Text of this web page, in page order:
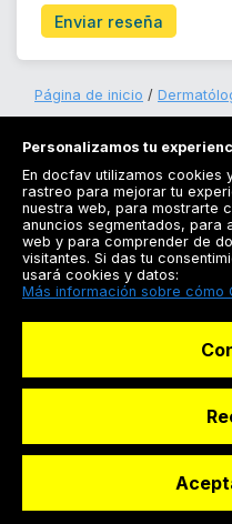
Enviar reseña
Página de inicio
Docfav
©
Personalizamos tu
En docfav utilizamos cookies
rastreo para mejorar tu
nuestra web, para mostrarte
anuncios segmentados, para
web y para comprender de
visitantes. Si das tu
usará cookies y datos:
Más información sobre cómo